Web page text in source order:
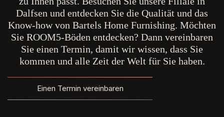
Dalfsen und entdecken Sie die Qualität und das
Know-how von Bartels Home Furnishing. Möchten
Sie ROOM5-Böden entdecken? Dann vereinbaren
Sie einen Termin, damit wir wissen, dass Sie
kommen und alle Zeit der Welt für Sie haben.
Einen Termin vereinbaren